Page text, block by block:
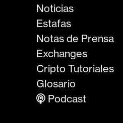
Noticias
Estafas
Notas de Prensa
Exchanges
Cripto Tutoriales
Glosario
Podcast